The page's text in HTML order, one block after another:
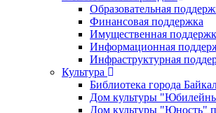
Образовательная
Финансовая поддержка
Имущественная
Информационная
Инфраструктурная
Культура
Библиотека города
Дом культуры
Дом культуры "Юность"